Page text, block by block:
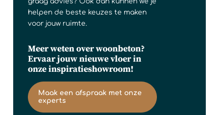
helpen de beste keuzes te maken
voor jouw ruimte.
Meer weten over woonbeton?
Ervaar jouw nieuwe vloer in
onze inspiratieshowroom!
Maak een afspraak met onze
experts